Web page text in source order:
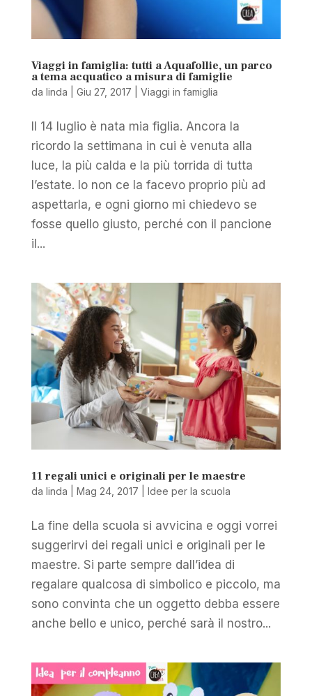
Viaggi in famiglia: tutti a Aquafollie, un parco
a tema acquatico a misura di famiglie
da linda Giu 27, 2017 Viaggi in famiglia
Il 14 luglio è nata mia figlia. Ancora la
ricordo la settimana in cui è venuta alla
luce, la più calda e la più torrida di tutta
l’estate. Io non ce la facevo proprio più ad
aspettarla, e ogni giorno mi chiedevo se
fosse quello giusto, perché con il pancione
il...
11 regali unici e originali per le maestre
da linda Mag 24, 2017 Idee per la scuola
La fine della scuola si avvicina e oggi vorrei
suggerirvi dei regali unici e originali per le
maestre. Si parte sempre dall’idea di
regalare qualcosa di simbolico e piccolo, ma
sono convinta che un oggetto debba essere
anche bello e unico, perché sarà il nostro...